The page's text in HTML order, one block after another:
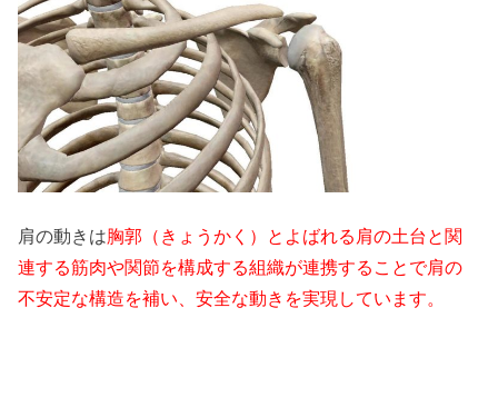
肩の動きは胸郭（きょうかく）とよばれる肩の土台と関
連する筋肉や関節を構成する組織が連携することで肩の
不安定な構造を補い、安全な動きを実現しています。